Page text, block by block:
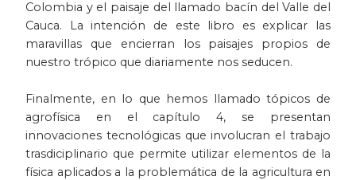
Colombia y el paisaje del llamado bacín del Valle del
Cauca. La intención de este libro es explicar las
maravillas que encierran los paisajes propios de
nuestro trópico que diariamente nos seducen.
Finalmente, en lo que hemos llamado tópicos de
agrofísica en el capítulo 4, se presentan
innovaciones tecnológicas que involucran el trabajo
trasdiciplinario que permite utilizar elementos de la
física aplicados a la problemática de la agricultura en